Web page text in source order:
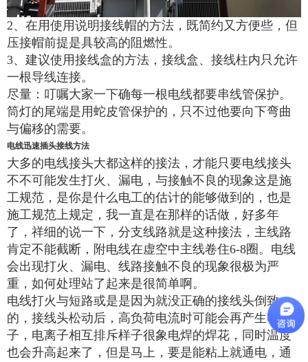
2、在用使用说明接线帽的方法，既简约又方便些，但
压接帽前提是具较高的阻燃性。
3、建议使用接线盒的方法，接线盒、接线柱内只允许
一根导线连接。
尽量：叮嘱大家一下确每一根电线都要串线管保护。
筒灯的尾端是用蛇皮管保护的，只不过他要向下弯曲
与偏移的需要。
电线迅速插头接线方法
大多的电线接头大都这样的接法，才能只要电线接头
不不可能发生打火、漏电，与接触不良的现象这是施
工规范，是你是什么电工的估计的能够做到的，也是
施工规范上规定，我一直是在那样的话做，好多年
了，祥细的说一下，分支线路就是这种接法，主线路
肯定不能截断，附电线在虚空中主线卷住6-8圈。电线
会出现打火、漏电、线路接触不良的现象很极为严
重，如何处理站了起来是很简单啊。
电线打火与短路或是是因为就没正确的接线头倒致
的，接线头松动后，高负荷电流时可能会再产生电离
子，电离子相互排斥样子很象电焊的焊花，同时温度
也会升高起来了，但是马上，要是能粘上就通电，通